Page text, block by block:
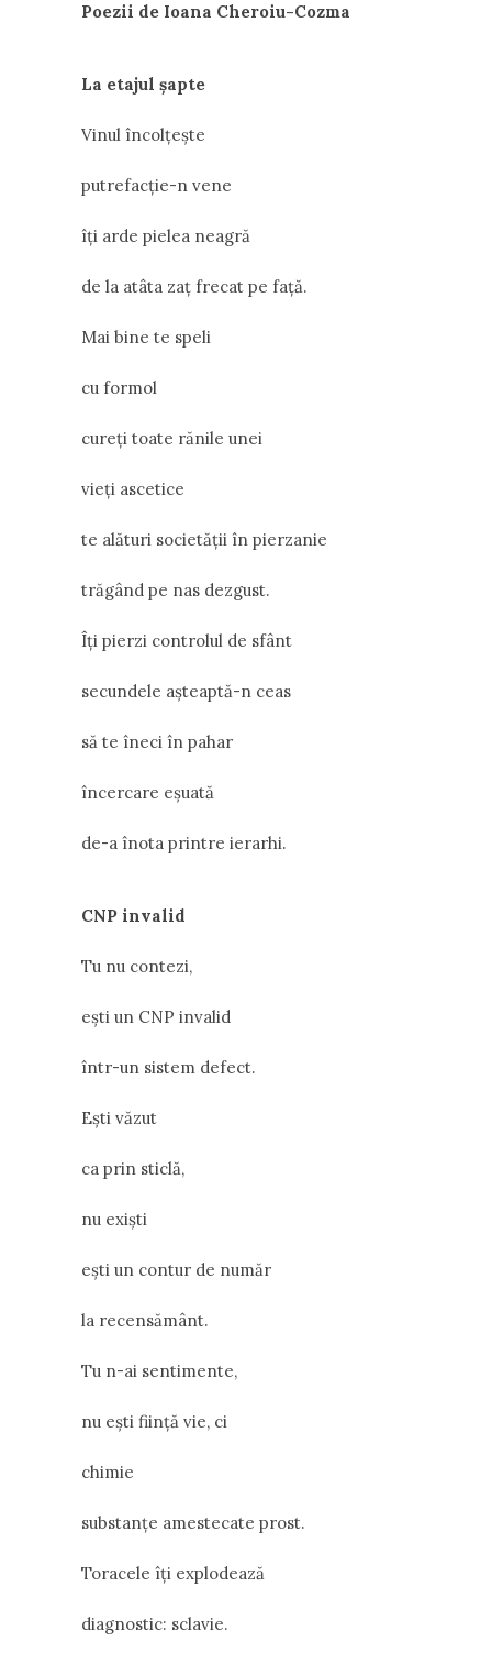
Poezii de Ioana Cheroiu-Cozma
La etajul șapte
Vinul încolțește
putrefacție-n vene
îți arde pielea neagră
de la atâta zaț frecat pe față.
Mai bine te speli
cu formol
cureți toate rănile unei
vieți ascetice
te alături societății în pierzanie
trăgând pe nas dezgust.
Îți pierzi controlul de sfânt
secundele așteaptă-n ceas
să te îneci în pahar
încercare eșuată
de-a înota printre ierarhi.
CNP invalid
Tu nu contezi,
ești un CNP invalid
într-un sistem defect.
Ești văzut
ca prin sticlă,
nu exiști
ești un contur de număr
la recensământ.
Tu n-ai sentimente,
nu ești ființă vie, ci
chimie
substanțe amestecate prost.
Toracele îți explodează
diagnostic: sclavie.